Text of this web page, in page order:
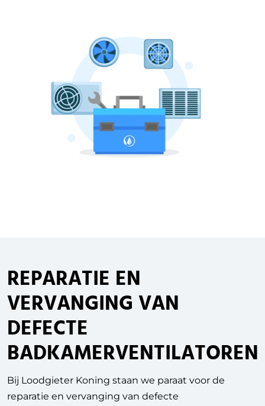
REPARATIE EN
VERVANGING VAN
DEFECTE
BADKAMERVENTILATOREN
Bij Loodgieter Koning staan we paraat voor de
reparatie en vervanging van defecte